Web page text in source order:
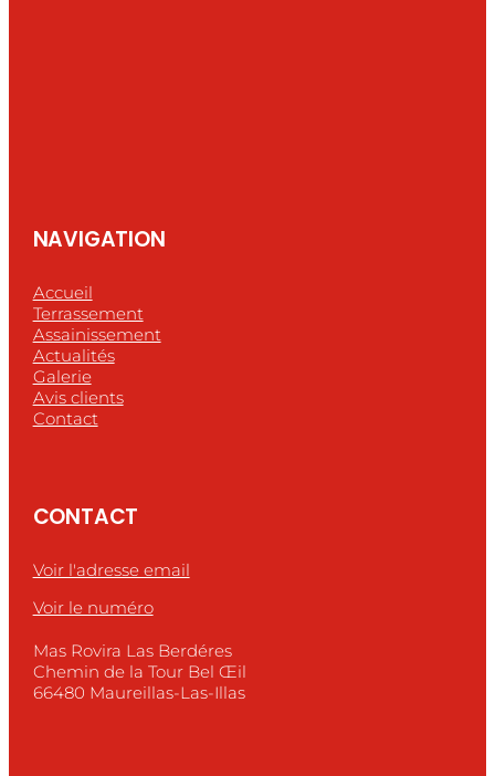
NAVIGATION
Accueil
Terrassement
Assainissement
Actualités
Galerie
Avis clients
Contact
CONTACT
Voir l'adresse email
Voir le numéro
Mas Rovira Las Berdéres
Chemin de la Tour Bel Œil
66480 Maureillas-Las-Illas